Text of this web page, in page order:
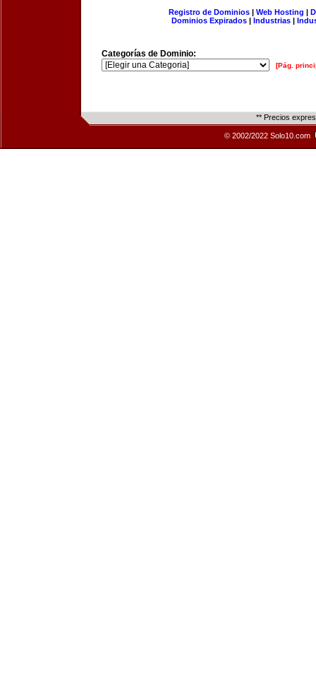
Registro de Dominios| Web Hosting |
Dominios Expirados | Industrias |
Categorías de Dominio:
[Pág.
** Precios
© 2002/2022 Solo10.com